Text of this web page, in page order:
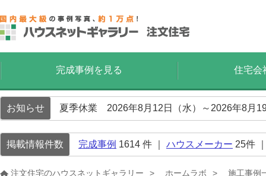
完成事例を見る 住宅会
お知らせ 夏季休業 2026年8月12日（水）～2026年8月
掲載情報件数 完成事例 1614 件 ｜ ハウスメーカー 25件
注文住宅のハウスネットギャラリー ホームラボ 施工事例